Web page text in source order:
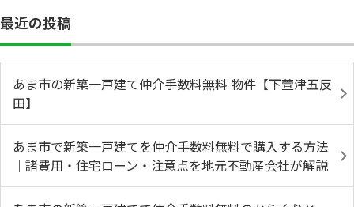
最近の投稿
あま市の新築一戸建て仲介手数料無料 物件【下萱津五反
田】
あま市で新築一戸建てを仲介手数料無料で購入する方法
｜諸費用・住宅ローン・注意点を地元不動産会社が解説